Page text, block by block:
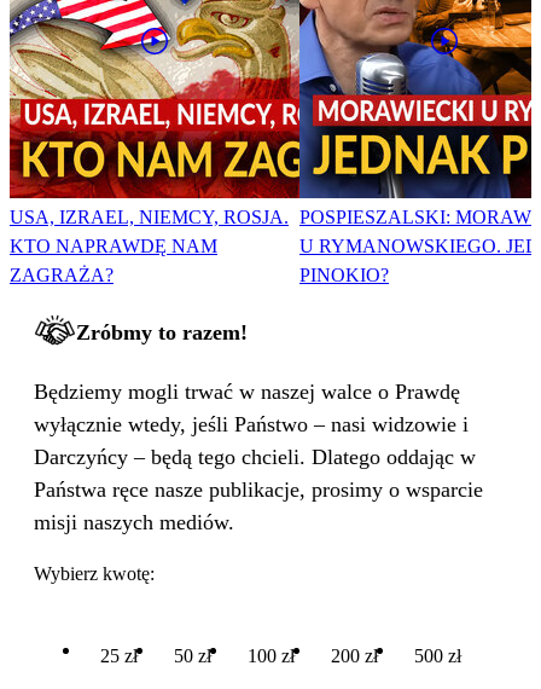
USA, IZRAEL, NIEMCY, ROSJA.
KTO NAPRAWDĘ NAM
ZAGRAŻA?
POSPIESZALSKI:
U RYMANOWSKIEGO.
PINOKIO?
Zróbmy to razem!
Będziemy mogli trwać w naszej walce o Prawdę
wyłącznie wtedy, jeśli Państwo – nasi widzowie i
Darczyńcy – będą tego chcieli. Dlatego oddając w
Państwa ręce nasze publikacje, prosimy o wsparcie
misji naszych mediów.
Wybierz kwotę:
25 zł 50 zł 100 zł 200 zł 500 zł